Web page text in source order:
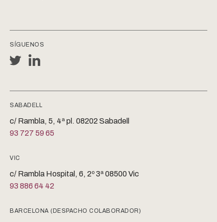
SÍGUENOS
SABADELL
c/ Rambla, 5, 4ª pl. 08202 Sabadell
93 727 59 65
VIC
c/ Rambla Hospital, 6, 2º 3ª 08500 Vic
93 886 64 42
BARCELONA (DESPACHO COLABORADOR)